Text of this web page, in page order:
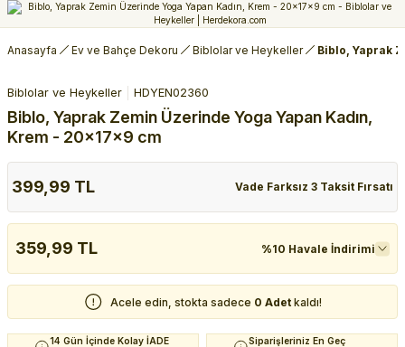
Anasayfa Ev ve Bahçe Dekoru Biblolar ve Heykeller Biblo, Yaprak
Biblolar ve Heykeller HDYEN02360
Biblo, Yaprak Zemin Üzerinde Yoga Yapan Kadın,
Krem - 20x17x9 cm
399,99 TL Vade Farksız 3 Taksit Fırsatı
359,99 TL %10 Havale İndirimi
Acele edin, stokta sadece 0 Adet kaldı!
14 Gün İçinde Kolay İADE
Siparişleriniz En Geç